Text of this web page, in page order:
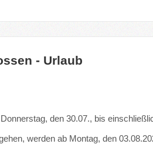
- Urlaub
den 30.07., bis
werden ab Montag, den